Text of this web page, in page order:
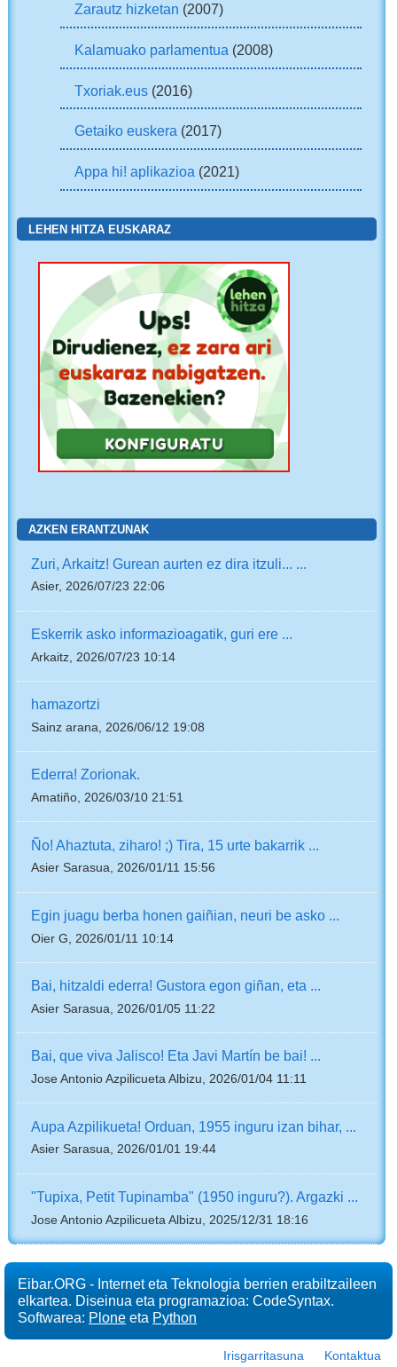
Zarautz hizketan (2007)
Kalamuako parlamentua (2008)
Txoriak.eus(2016)
Getaiko euskera (2017)
Appa hi! aplikazioa (2021)
LEHEN HITZA EUSKARAZ
AZKEN ERANTZUNAK
Zuri, Arkaitz! Gurean aurten ez dira itzuli... ...
Asier, 2026/07/23 22:06
Eskerrik asko informazioagatik, guri ere ...
Arkaitz, 2026/07/23 10:14
hamazortzi
Sainz arana, 2026/06/12 19:08
Ederra! Zorionak.
Amatiño, 2026/03/10 21:51
Ño! Ahaztuta, ziharo! ;) Tira, 15 urte bakarrik ...
Asier Sarasua, 2026/01/11 15:56
Egin juagu berba honen gaiñian, neuri be asko ...
Oier G, 2026/01/11 10:14
Bai, hitzaldi ederra! Gustora egon giñan, eta ...
Asier Sarasua, 2026/01/05 11:22
Bai, que viva Jalisco! Eta Javi Martín be bai! ...
Jose Antonio Azpilicueta Albizu, 2026/01/04 11:11
Aupa Azpilikueta! Orduan, 1955 inguru izan bihar, ...
Asier Sarasua, 2026/01/01 19:44
"Tupixa, Petit Tupinamba" (1950 inguru?). Argazki ...
Jose Antonio Azpilicueta Albizu, 2025/12/31 18:16
Eibar.ORG - Internet eta Teknologia berrien erabiltzaileen
elkartea. Diseinua eta programazioa: CodeSyntax.
Softwarea: Plone eta Python
Irisgarritasuna Kontaktua